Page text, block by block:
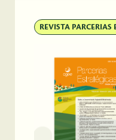
REVISTA PARCERIAS